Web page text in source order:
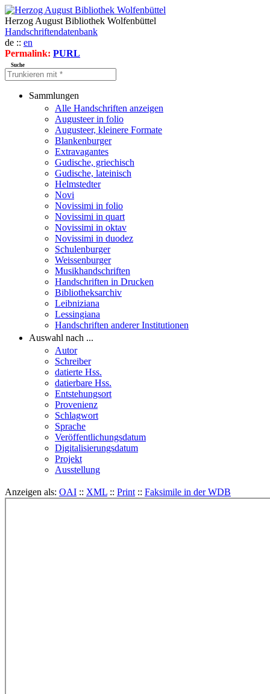
Herzog August Bibliothek Wolfenbüttel
Handschriftendatenbank
de :: en
Permalink: PURL
Suche
Sammlungen
Alle Handschriften anzeigen
Augusteer in folio
Augusteer, kleinere Formate
Blankenburger
Extravagantes
Gudische, griechisch
Gudische, lateinisch
Helmstedter
Novi
Novissimi in folio
Novissimi in quart
Novissimi in oktav
Novissimi in duodez
Schulenburger
Weissenburger
Musikhandschriften
Handschriften in Drucken
Bibliotheksarchiv
Leibniziana
Lessingiana
Handschriften anderer Institutionen
Auswahl nach ...
Autor
Schreiber
datierte Hss.
datierbare Hss.
Entstehungsort
Provenienz
Schlagwort
Sprache
Veröffentlichungsdatum
Digitalisierungsdatum
Projekt
Ausstellung
Anzeigen als: OAI :: XML :: Print :: Faksimile in der WDB